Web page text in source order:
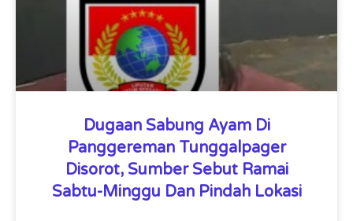
Dugaan Sabung Ayam Di
Panggereman Tunggalpager
Disorot, Sumber Sebut Ramai
Sabtu-Minggu Dan Pindah Lokasi